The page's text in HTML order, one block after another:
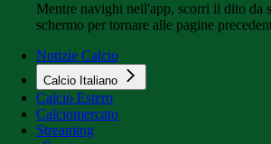
Mentre navighi nell'app, scorri il dito da
schermo per tornare alle pagine
Notizie Calcio
Calcio Italiano
Calcio Estero
Calciomercato
Streaming